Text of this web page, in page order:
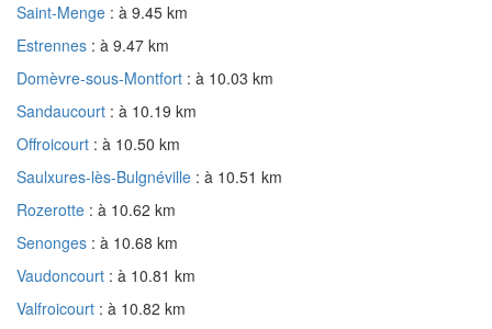
Saint-Menge : à 9.45 km
Estrennes : à 9.47 km
Domèvre-sous-Montfort : à 10.03 km
Sandaucourt : à 10.19 km
Offroicourt : à 10.50 km
Saulxures-lès-Bulgnéville : à 10.51 km
Rozerotte : à 10.62 km
Senonges : à 10.68 km
Vaudoncourt : à 10.81 km
Valfroicourt : à 10.82 km